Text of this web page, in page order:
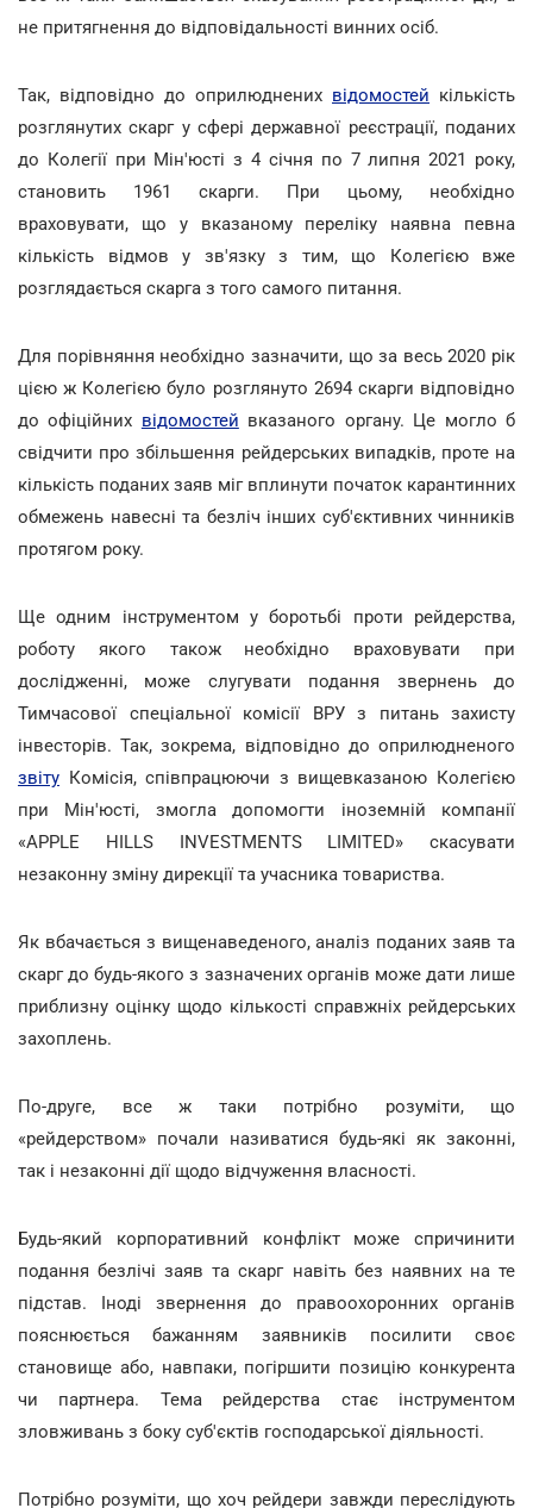
не притягнення до відповідальності винних осіб.
Так, відповідно до оприлюднених відомостей кількість
розглянутих скарг у сфері державної реєстрації, поданих
до Колегії при Мін'юсті з 4 січня по 7 липня 2021 року,
становить 1961 скарги. При цьому, необхідно
враховувати, що у вказаному переліку наявна певна
кількість відмов у зв'язку з тим, що Колегією вже
розглядається скарга з того самого питання.
Для порівняння необхідно зазначити, що за весь 2020 рік
цією ж Колегією було розглянуто 2694 скарги відповідно
до офіційних відомостей вказаного органу. Це могло б
свідчити про збільшення рейдерських випадків, проте на
кількість поданих заяв міг вплинути початок карантинних
обмежень навесні та безліч інших суб'єктивних чинників
протягом року.
Ще одним інструментом у боротьбі проти рейдерства,
роботу якого також необхідно враховувати при
дослідженні, може слугувати подання звернень до
Тимчасової спеціальної комісії ВРУ з питань захисту
інвесторів. Так, зокрема, відповідно до оприлюдненого
звіту Комісія, співпрацюючи з вищевказаною Колегією
при Мін'юсті, змогла допомогти іноземній компанії
«APPLE HILLS INVESTMENTS LIMITED» скасувати
незаконну зміну дирекції та учасника товариства.
Як вбачається з вищенаведеного, аналіз поданих заяв та
скарг до будь-якого з зазначених органів може дати лише
приблизну оцінку щодо кількості справжніх рейдерських
захоплень.
По-друге, все ж таки потрібно розуміти, що
«рейдерством» почали називатися будь-які як законні,
так і незаконні дії щодо відчуження власності.
Будь-який корпоративний конфлікт може спричинити
подання безлічі заяв та скарг навіть без наявних на те
підстав. Іноді звернення до правоохоронних органів
пояснюється бажанням заявників посилити своє
становище або, навпаки, погіршити позицію конкурента
чи партнера. Тема рейдерства стає інструментом
зловживань з боку суб'єктів господарської діяльності.
Потрібно розуміти, що хоч рейдери завжди переслідують